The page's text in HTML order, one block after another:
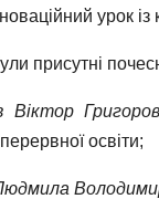
урок
присутні
Віктор
освіти;